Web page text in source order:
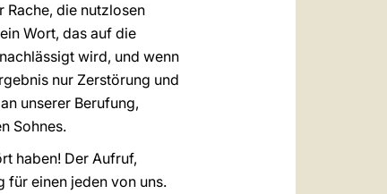
Rache, die nutzlosen
Wort, das auf die
wird, und wenn
nur Zerstörung und
unserer Berufung,
Sohnes.
haben! Der Aufruf,
für einen jeden von uns.